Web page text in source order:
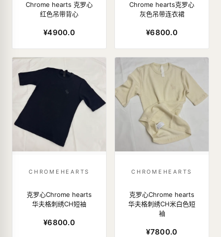
Chrome hearts 克罗心
红色吊带背心
¥4900.0
Chrome hearts克罗心
灰色吊带连衣裙
¥6800.0
CHROMEHEARTS
克罗心Chrome hearts
华夫格刺绣CH短袖
¥6800.0
CHROMEHEARTS
克罗心Chrome hearts
华夫格刺绣CH米白色短
袖
¥7800.0